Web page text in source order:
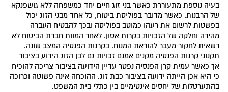
בעיה נוספת מתעוררת כאשר בני זוג חיים יחד כמשפחה ללא גושפנקא
של הרבנות. כאשר מדובר בפוליסת ביטוח, כל אחד מבני הזוג יכול
בפשטות לרשום את רעהו כמוטב בפוליסה ובכך להבטיח העברה
מהירה וחלקה של הזכויות בקרות אסון. לאחר המוות חברת הביטוח לא
רשאית לחקור מעבר להוראת המנוח. בקרנות הפנסיה המצב שונה.
תקנוני קרנות הפנסיה מקנים אמנם זכויות גם לבן הזוג הידוע בציבור
אך כאשר עמית קרן הפנסיה נפטר עדיין הידועה בציבור צריכה להוכיח
כי היא אכן הייתה ידועה בציבור כבת זוג. ההוכחה אינה פשוטה וכרוכה
בהתערטלות של יחסים אינטימיים בין כתלי בית המשפט.